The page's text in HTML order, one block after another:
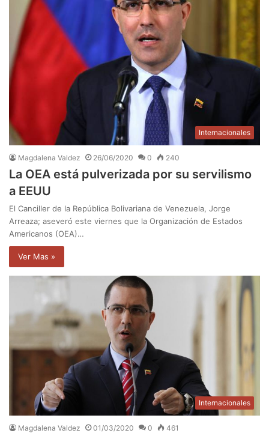
Internacionales
Magdalena Valdez 26/06/2020 0 240
La OEA está pulverizada por su servilismo
a EEUU
El Canciller de la República Bolivariana de Venezuela, Jorge
Arreaza; aseveró este viernes que la Organización de Estados
Americanos (OEA)…
Ver Mas »
Internacionales
Magdalena Valdez 01/03/2020 0 461